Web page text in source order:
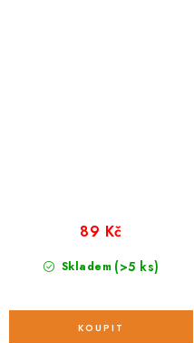
Skladem (>5 ks)
89 Kč